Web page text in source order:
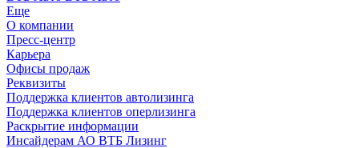
Еще
О компании
Пресс-центр
Карьера
Офисы продаж
Реквизиты
Поддержка клиентов автолизинга
Поддержка клиентов оперлизинга
Раскрытие информации
Инсайдерам АО ВТБ Лизинг